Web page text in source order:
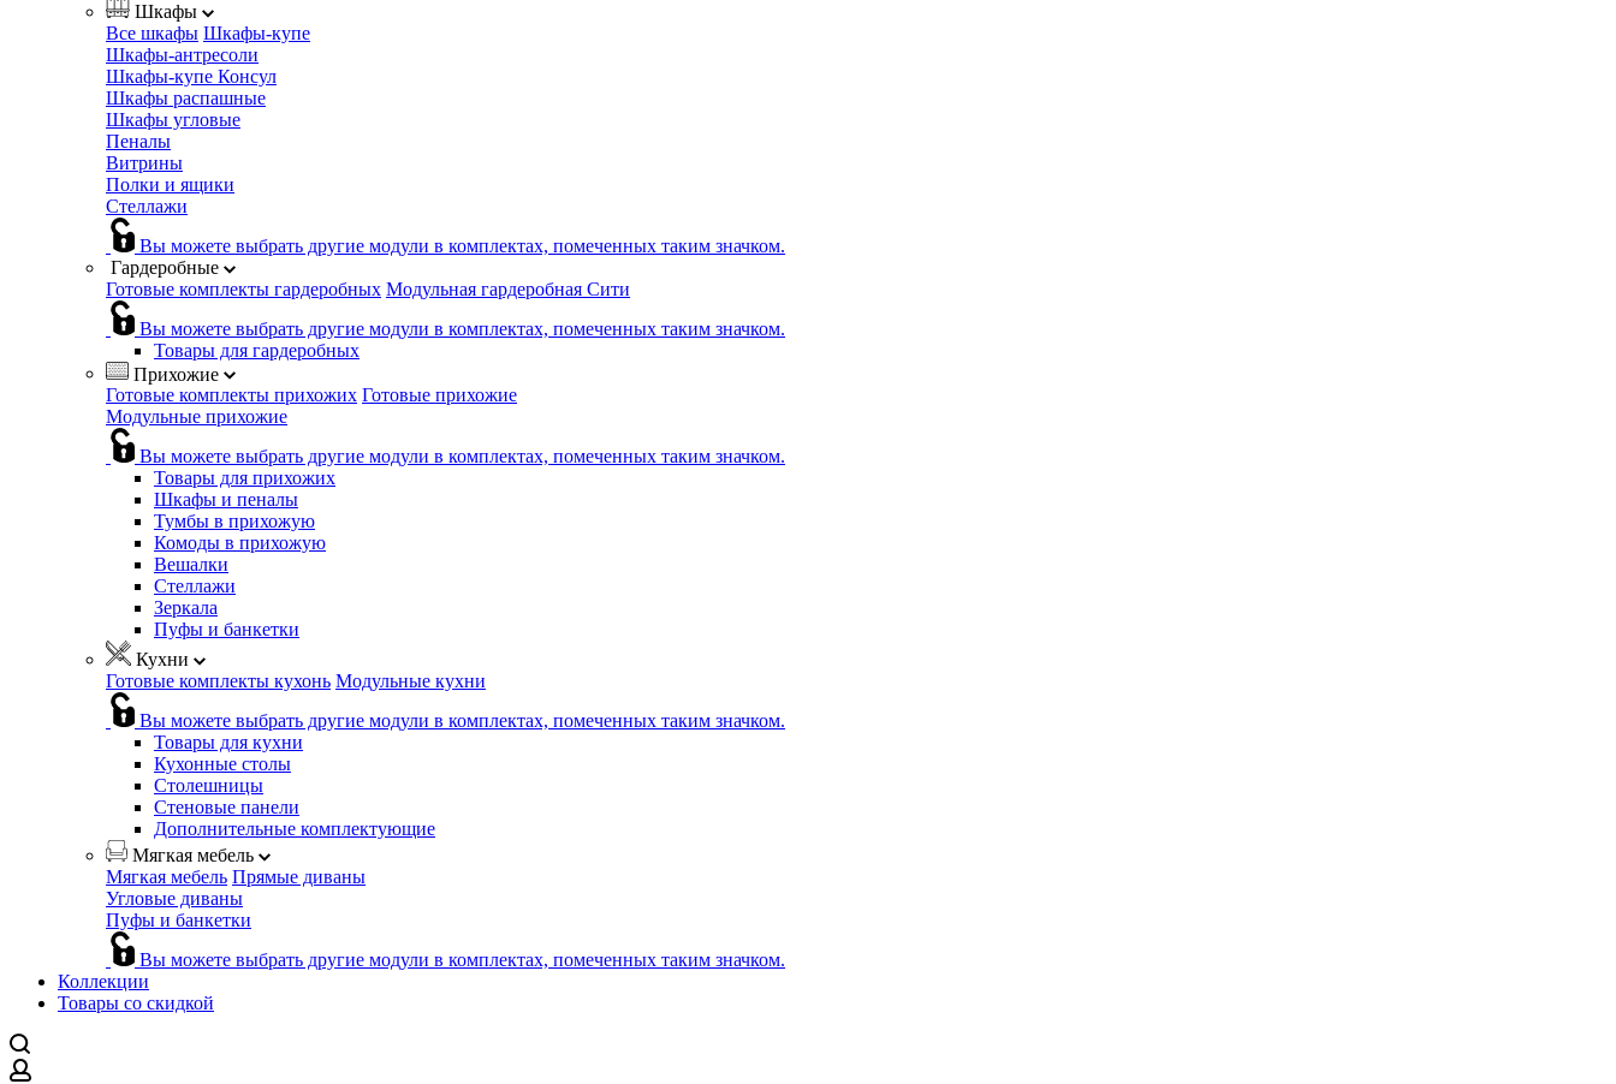
Шкафы
Все шкафы Шкафы-купе
Шкафы-антресоли
Шкафы-купе Консул
Шкафы распашные
Шкафы угловые
Пеналы
Витрины
Полки и ящики
Стеллажи
Вы можете выбрать другие модули в комплектах, помеченных таким значком.
Гардеробные
Готовые комплекты гардеробных Модульная гардеробная Сити
Вы можете выбрать другие модули в комплектах, помеченных таким значком.
Товары для гардеробных
Прихожие
Готовые комплекты прихожих Готовые прихожие
Модульные прихожие
Вы можете выбрать другие модули в комплектах, помеченных таким значком.
Товары для прихожих
Шкафы и пеналы
Тумбы в прихожую
Комоды в прихожую
Вешалки
Стеллажи
Зеркала
Пуфы и банкетки
Кухни
Готовые комплекты кухонь Модульные кухни
Вы можете выбрать другие модули в комплектах, помеченных таким значком.
Товары для кухни
Кухонные столы
Столешницы
Стеновые панели
Дополнительные комплектующие
Мягкая мебель
Мягкая мебель Прямые диваны
Угловые диваны
Пуфы и банкетки
Вы можете выбрать другие модули в комплектах, помеченных таким значком.
Коллекции
Товары со скидкой